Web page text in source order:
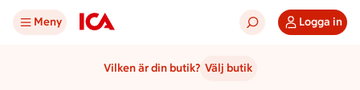
Meny Logga in
Vilken är din butik? Välj butik